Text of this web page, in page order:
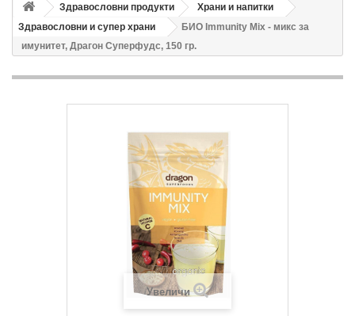
Здравословни продукти
Храни и напитки
Здравословни и супер храни
БИО Immunity Mix - микс за
имунитет, Драгон Суперфудс, 150 гр.
Увеличи